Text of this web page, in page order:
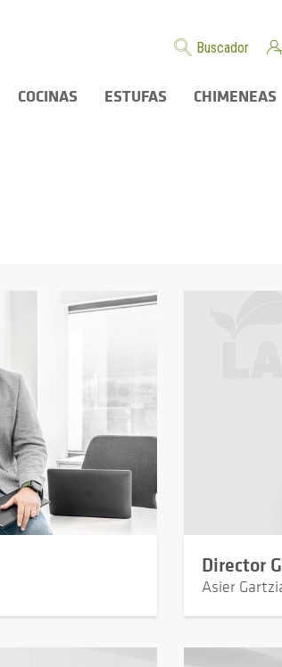
Buscador
COCINAS ESTUFAS CHIMENEAS
Director
Asier